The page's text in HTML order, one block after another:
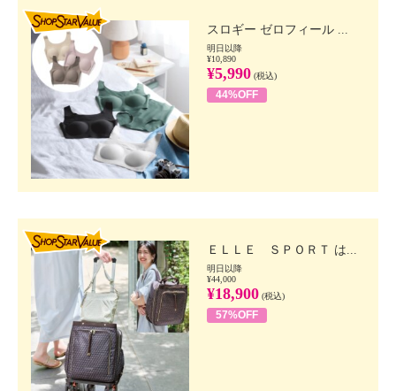
スロギー ゼロフィール ...
明日以降
¥10,890
¥5,990 (税込)
44%OFF
ＥＬＬＥ ＳＰＯＲＴ は...
明日以降
¥44,000
¥18,900 (税込)
57%OFF